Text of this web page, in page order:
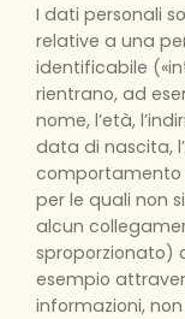
I dati personali
relative a una
identificabile
rientrano, ad
nome, l’età,
data di nascita,
comportamento
per le quali non
alcun
sproporzionato)
esempio
informazioni,